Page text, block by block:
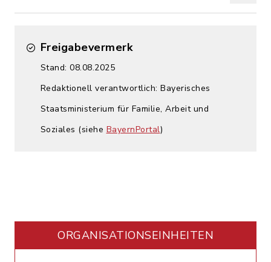
Freigabevermerk
Stand: 08.08.2025
Redaktionell verantwortlich: Bayerisches
Staatsministerium für Familie, Arbeit und
Soziales (siehe BayernPortal)
ORGANISATIONS­EINHEITEN